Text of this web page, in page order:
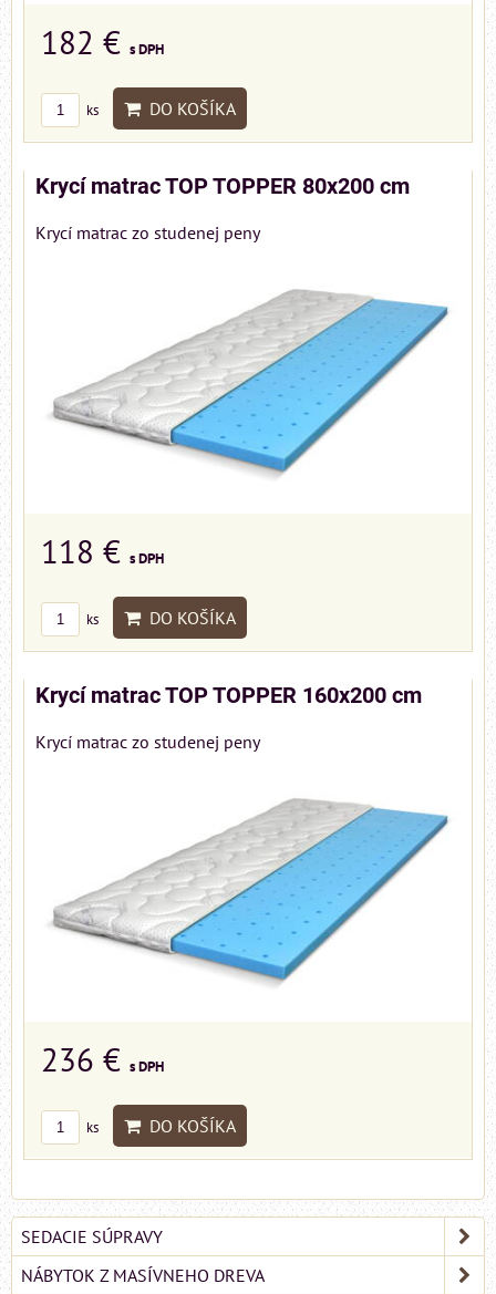
182 € s DPH
ks DO KOŠÍKA
Krycí matrac TOP TOPPER 80x200 cm
Krycí matrac zo studenej peny
118 € s DPH
ks DO KOŠÍKA
Krycí matrac TOP TOPPER 160x200 cm
Krycí matrac zo studenej peny
236 € s DPH
ks DO KOŠÍKA
SEDACIE SÚPRAVY
NÁBYTOK Z MASÍVNEHO DREVA